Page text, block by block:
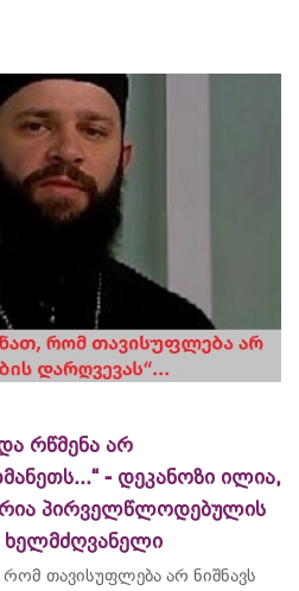
რწმენა არ
- დეკანოზი ილია,
პირველწლოდებულის
რომ თავისუფლება არ ნიშნავს